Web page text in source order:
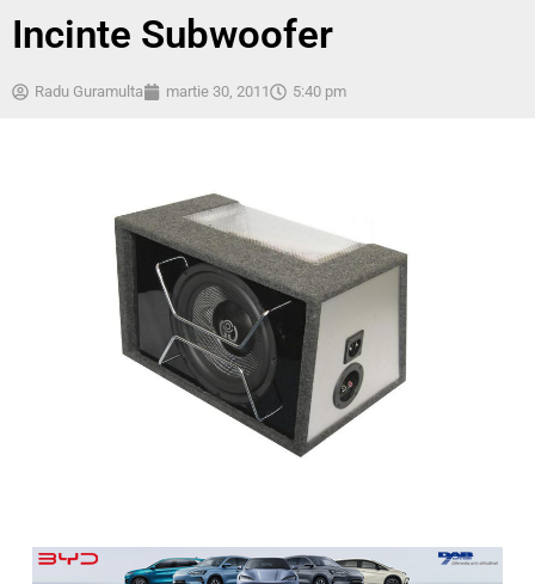
Incinte Subwoofer
Radu Guramulta martie 30, 2011 5:40 pm